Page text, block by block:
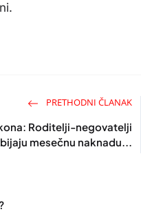
PRETHODNI ČLANAK
Roditelji-negovatelji
mesečnu naknadu...